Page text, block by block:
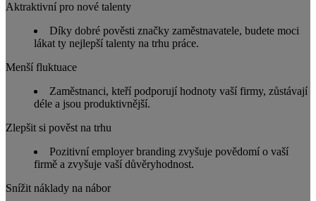
Aktraktivní pro nové talenty
Díky dobré pověsti značky zaměstnavatele, budete moci
lákat ty nejlepší talenty na trhu práce.
Menší fluktuace
Zaměstnanci, kteří podporují hodnoty vaší firmy, zůstávají
déle a jsou produktivnější.
Zlepšit si pověst na trhu
Pozitivní employer branding zvyšuje povědomí o vaší
firmě a zvyšuje vaší důvěryhodnost.
Snížit náklady na nábor